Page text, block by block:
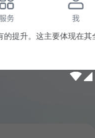
提升。这主要体现在